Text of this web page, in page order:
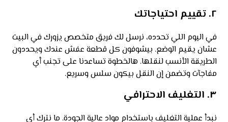
٢. تقييم احتياجاتك
في اليوم اللي تحدده، نرسل لك فريق متخصص يزورك في البيت
عشان يقيم الوضع. بيشوفون كل قطعة عفش عندك ويحددون
الطريقة الأنسب لنقلها. هالخطوة تساعدنا على تجنب أي
مفاجآت وتضمن إن النقل بيكون سلس وسريع.
٣. التغليف الاحترافي
نبدأ عملية التغليف باستخدام مواد عالية الجودة. ما نترك أي